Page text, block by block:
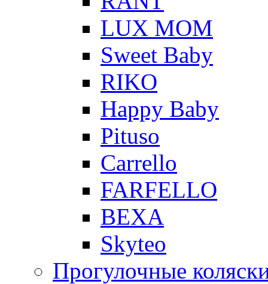
LUX MOM
Sweet Baby
RIKO
Happy Baby
Pituso
Carrello
FARFELLO
BEXA
Skyteo
Прогулочные